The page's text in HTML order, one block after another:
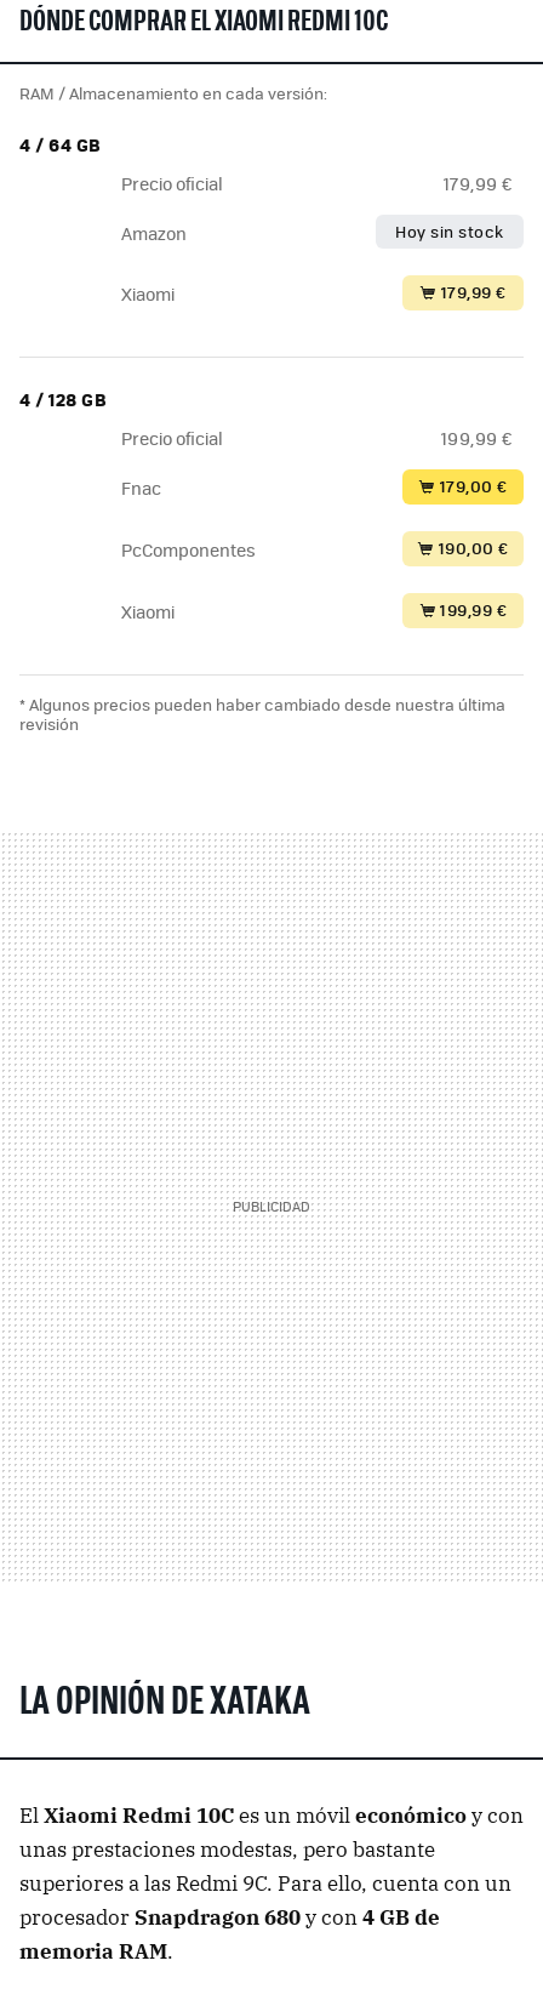
DÓNDE COMPRAR EL XIAOMI REDMI 10C
RAM / Almacenamiento en cada versión:
4 / 64 GB
Precio oficial 179,99 €
Amazon Hoy sin stock
Xiaomi 179,99 €
4 / 128 GB
Precio oficial 199,99 €
Fnac 179,00 €
PcComponentes 190,00 €
Xiaomi 199,99 €
* Algunos precios pueden haber cambiado desde nuestra última
revisión
LA OPINIÓN DE XATAKA
ElXiaomi Redmi 10Ces un móvileconómicoy con
unas prestaciones modestas, pero bastante
superiores a las Redmi 9C. Para ello, cuenta con un
procesadorSnapdragon 680y con4 GB de
memoria RAM.